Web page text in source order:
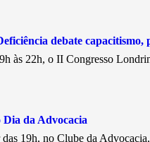
debate
às 22h, o II Congresso
da Advocacia
19h, no Clube da